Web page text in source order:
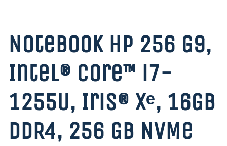
Notebook HP 256 G9,
Intel® Core™ i7-
1255U, Iris® Xᵉ, 16GB
DDR4, 256 GB NVMe